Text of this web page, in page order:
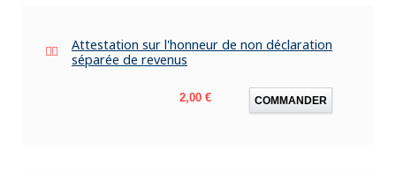
Attestation sur l'honneur de non déclaration
séparée de revenus
Prix
2,00 € COMMANDER